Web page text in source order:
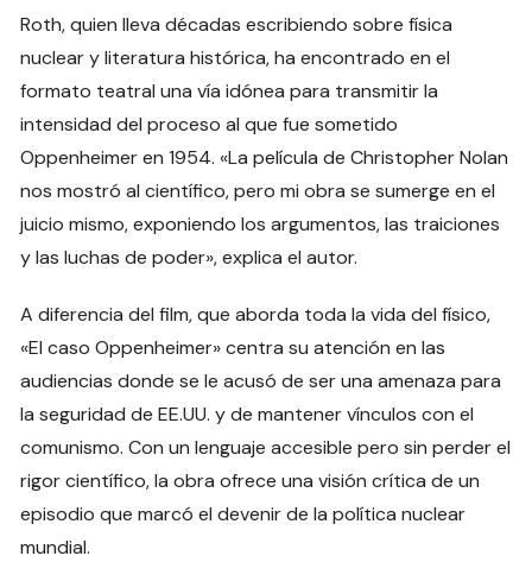
Roth, quien lleva décadas escribiendo sobre física
nuclear y literatura histórica, ha encontrado en el
formato teatral una vía idónea para transmitir la
intensidad del proceso al que fue sometido
Oppenheimer en 1954. «La película de Christopher Nolan
nos mostró al científico, pero mi obra se sumerge en el
juicio mismo, exponiendo los argumentos, las traiciones
y las luchas de poder», explica el autor.
A diferencia del film, que aborda toda la vida del físico,
«El caso Oppenheimer» centra su atención en las
audiencias donde se le acusó de ser una amenaza para
la seguridad de EE.UU. y de mantener vínculos con el
comunismo. Con un lenguaje accesible pero sin perder el
rigor científico, la obra ofrece una visión crítica de un
episodio que marcó el devenir de la política nuclear
mundial.